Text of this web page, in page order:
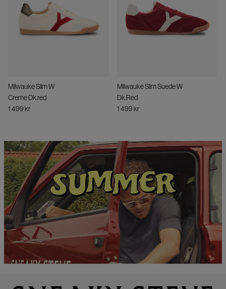
Milwauke Slim W
Creme Dk.red
1 499 kr
Milwauke Slim Suede W
Dk.Red
1 499 kr